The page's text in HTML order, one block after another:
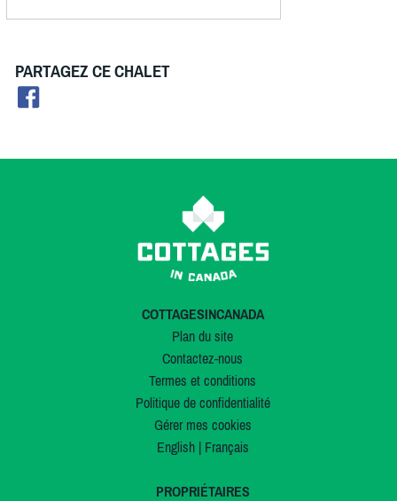
PARTAGEZ CE CHALET
COTTAGESINCANADA
Plan du site
Contactez-nous
Termes et conditions
Politique de confidentialité
Gérer mes cookies
English| Français
PROPRIÉTAIRES